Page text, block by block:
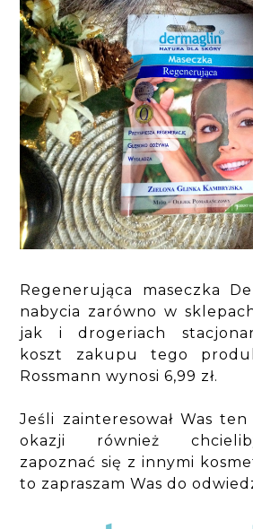
Regenerująca maseczka
nabycia zarówno w
jak i drogeriach
koszt zakupu tego
Rossmann wynosi 6,99 zł.
Jeśli zainteresował Was
okazji również
zapoznać się z innymi
to zapraszam Was do